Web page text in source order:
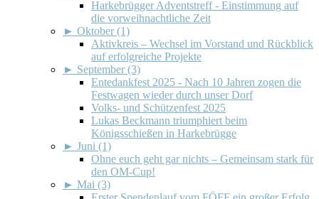
Harkebrügger Adventstreff - Einstimmung auf
die vorweihnachtliche Zeit
► Oktober (1)
Aktivkreis – Wechsel im Vorstand und Rückblick
auf erfolgreiche Projekte
► September (3)
Entedankfest 2025 - Nach 10 Jahren zogen die
Festwagen wieder durch unser Dorf
Volks- und Schützenfest 2025
Lukas Beckmann triumphiert beim
Königsschießen in Harkebrügge
► Juni (1)
Ohne euch geht gar nichts – Gemeinsam stark für
den OM-Cup!
► Mai (3)